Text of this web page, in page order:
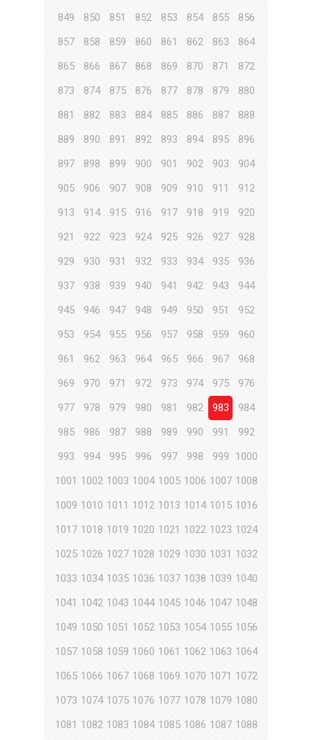
849
850 851 852 853 854 855
856
857
858 859 860 861 862 863
864
865
866 867 868 869 870 871
872
873
874 875 876 877 878 879
880
881
882 883 884 885 886 887
888
889
890 891 892 893 894 895
896
897
898 899 900 901 902 903
904
905
906 907 908 909 910 911
912
913
914 915 916 917 918 919
920
921
922 923 924 925 926 927
928
929
930 931 932 933 934 935
936
937
938 939 940 941 942 943
944
945
946 947 948 949 950 951
952
953
954 955 956 957 958 959
960
961
962 963 964 965 966 967
968
969
970 971 972 973 974 975
976
977
978 979 980 981 982 983
984
985
986 987 988 989 990 991
992
993
994 995 996 997 998 999
1000
1001 1002 1003 1004 1005 1006 1007 1008
1009 1010 1011 1012 1013 1014 1015 1016
1017 1018 1019 1020 1021 1022 1023 1024
1025 1026 1027 1028 1029 1030 1031 1032
1033 1034 1035 1036 1037 1038 1039 1040
1041 1042 1043 1044 1045 1046 1047 1048
1049 1050 1051 1052 1053 1054 1055 1056
1057 1058 1059 1060 1061 1062 1063 1064
1065 1066 1067 1068 1069 1070 1071 1072
1073 1074 1075 1076 1077 1078 1079 1080
1081 1082 1083 1084 1085 1086 1087 1088